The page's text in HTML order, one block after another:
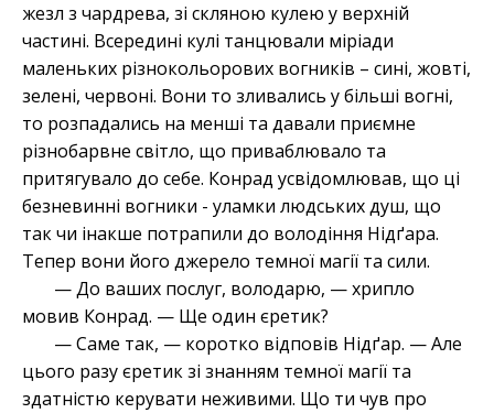
жезл з чардрева, зі скляною кулею у верхній
частині. Всередині кулі танцювали міріади
маленьких різнокольорових вогників – сині, жовті,
зелені, червоні. Вони то зливались у більші вогні,
то розпадались на менші та давали приємне
різнобарвне світло, що приваблювало та
притягувало до себе. Конрад усвідомлював, що ці
безневинні вогники - уламки людських душ, що
так чи інакше потрапили до володіння Нідґара.
Тепер вони його джерело темної магії та сили.
— До ваших послуг, володарю, — хрипло
мовив Конрад. — Ще один єретик?
— Саме так, — коротко відповів Нідґар. — Але
цього разу єретик зі знанням темної магії та
здатністю керувати неживими. Що ти чув про